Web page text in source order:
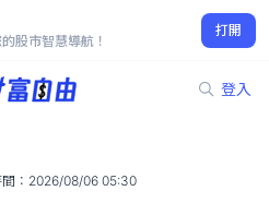
股市智慧導航！
打開
登入
1.38%
： 2026/08/06 05:30